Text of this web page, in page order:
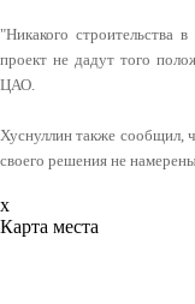
"Никакого
проект не дадут того
ЦАО.
Хуснуллин также сообщил,
своего решения не
x
Карта места